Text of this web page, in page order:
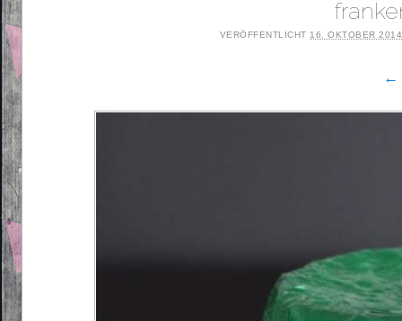
VERÖFFENTLICHT 16. OKTOBER 2014
←